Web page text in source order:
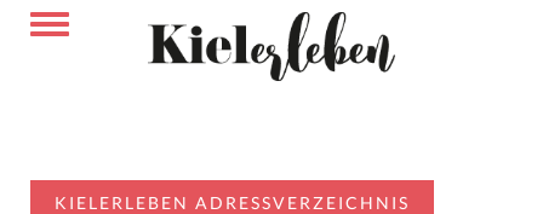
KIELERLEBEN ADRESSVERZEICHNIS